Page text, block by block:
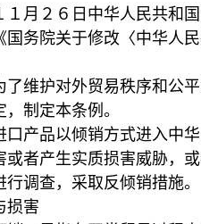
１月２６日中华人民共和
务院关于修改〈中华人
护对外贸易秩序和公平
制定本条例。
品以倾销方式进入中华
或者产生实质损害威胁，
调查，采取反倾销措施。
害